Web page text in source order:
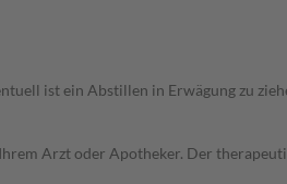
ist ein Abstillen in Erwägung zu
Arzt oder Apotheker. Der